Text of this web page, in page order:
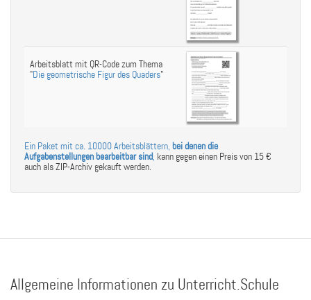
Arbeitsblatt mit QR-Code zum Thema
"Die geometrische Figur des Quaders"
Ein Paket mit ca. 10000 Arbeitsblättern, bei denen die
Aufgabenstellungen bearbeitbar sind, kann gegen einen Preis von 15 €
auch als ZIP-Archiv gekauft werden.
Allgemeine Informationen zu Unterricht.Schule